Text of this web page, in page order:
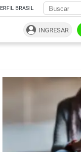
BRASIL
INGRESAR